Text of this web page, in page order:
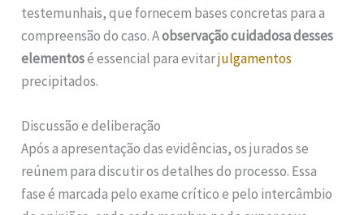
testemunhais, que fornecem bases concretas para a
compreensão do caso. Aobservação cuidadosa desses
elementosé essencial para evitarjulgamentos
precipitados.
Discussão e deliberação
Após a apresentação das evidências, os jurados se
reúnem para discutir os detalhes do processo. Essa
fase é marcada pelo exame crítico e pelo intercâmbio